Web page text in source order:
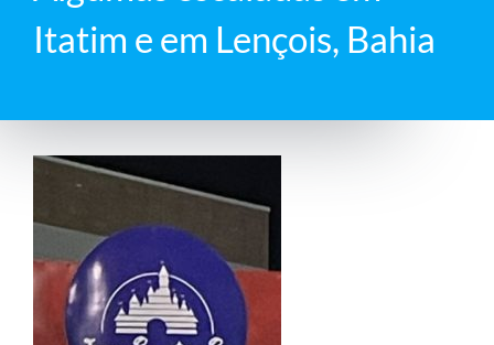
Itatim e em Lençois, Bahia